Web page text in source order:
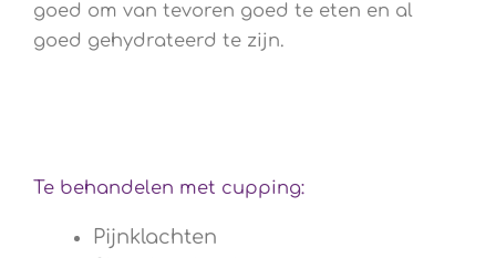
goed om van tevoren goed te eten en al
goed gehydrateerd te zijn.
Te behandelen met cupping:
Pijnklachten